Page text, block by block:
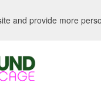
and provide more